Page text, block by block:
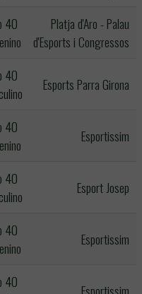
40
Platja d'Aro - Palau
d'Esports i Congressos
40
Esports Parra Girona
40
Esportissim
40
Esport Josep
40
Esportissim
40